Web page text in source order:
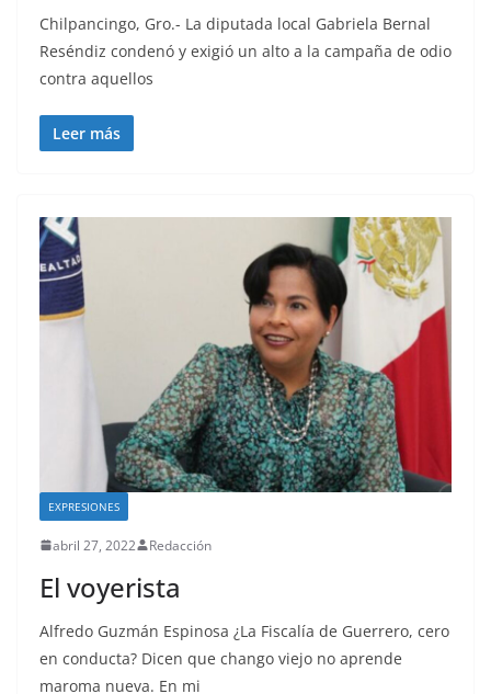
Chilpancingo, Gro.- La diputada local Gabriela Bernal
Reséndiz condenó y exigió un alto a la campaña de odio
contra aquellos
Leer más
EXPRESIONES
abril 27, 2022 Redacción
El voyerista
Alfredo Guzmán Espinosa ¿La Fiscalía de Guerrero, cero
en conducta? Dicen que chango viejo no aprende
maroma nueva. En mi